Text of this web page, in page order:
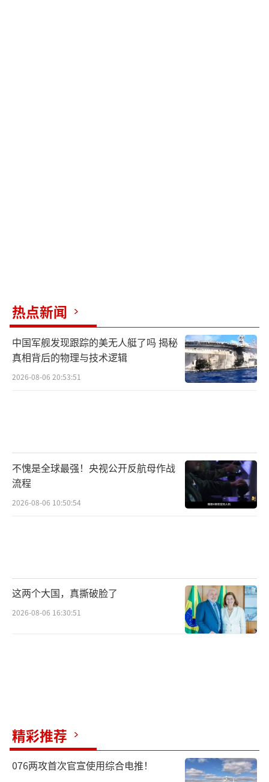
热点新闻
中国军舰发现跟踪的美无人艇了吗 揭秘
真相背后的物理与技术逻辑
2026-08-06 20:53:51
不愧是全球最强！央视公开反航母作战
流程
2026-08-06 10:50:54
这两个大国，真撕破脸了
2026-08-06 16:30:51
精彩推荐
076两攻首次官宣使用综合电推！